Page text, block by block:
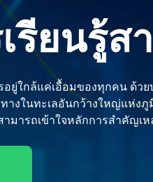
รียนรู้ส
ยู่ใกล้แค่เอื้อมของทุกคน ด้
งในทะเลอันกว้างใหญ่แห่ง
ารถเข้าใจหลักการสําคัญเห